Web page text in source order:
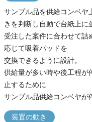
サンプル品を供給コンベヤ
きを判断し自動で台紙上に
受注した案件に合わせて詰
応じて吸着パッドを
交換できるように設計。
供給量が多い時や後工程が
止するために
サンプル品供給コンベヤが
装置の動き